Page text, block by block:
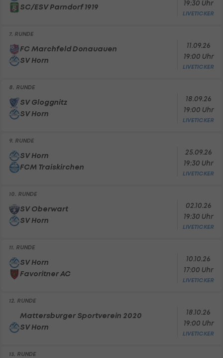
SC/ESV Parndorf 1919
19:30 Uhr
LIVETICKER
7. RUNDE
FC Marchfeld Donauauen
SV Horn
11.09.26
19:00 Uhr
LIVETICKER
8. RUNDE
SV Gloggnitz
SV Horn
18.09.26
19:00 Uhr
LIVETICKER
9. RUNDE
SV Horn
FCM Traiskirchen
25.09.26
19:30 Uhr
LIVETICKER
10. RUNDE
SV Oberwart
SV Horn
02.10.26
19:30 Uhr
LIVETICKER
11. RUNDE
SV Horn
Favoritner AC
10.10.26
17:00 Uhr
LIVETICKER
12. RUNDE
Mattersburger Sportverein 2020
SV Horn
18.10.26
19:00 Uhr
LIVETICKER
13. RUNDE